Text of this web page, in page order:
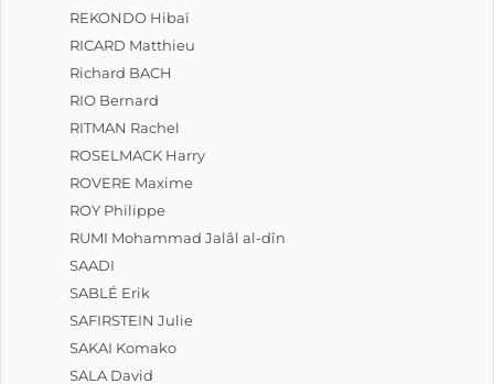
REKONDO Hibaï
RICARD Matthieu
Richard BACH
RIO Bernard
RITMAN Rachel
ROSELMACK Harry
ROVERE Maxime
ROY Philippe
RUMI Mohammad Jalâl al-dîn
SAADI
SABLÉ Erik
SAFIRSTEIN Julie
SAKAI Komako
SALA David